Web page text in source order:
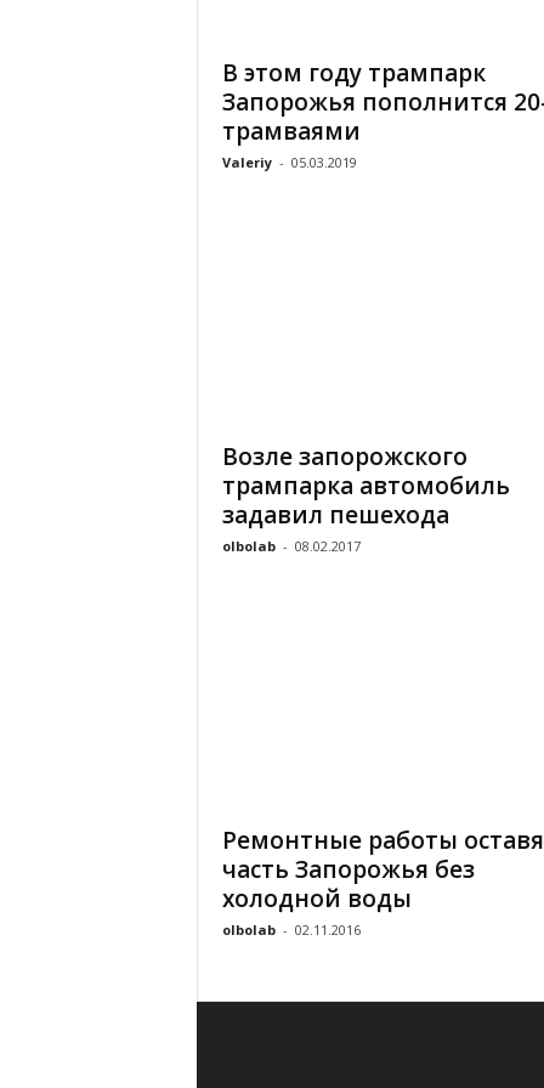
В этом году трампарк
Запорожья пополнится
трамваями
Valeriy - 05.03.2019
Возле запорожского
трампарка автомобиль
задавил пешехода
olbolab - 08.02.2017
Ремонтные работы
часть Запорожья без
холодной воды
olbolab - 02.11.2016